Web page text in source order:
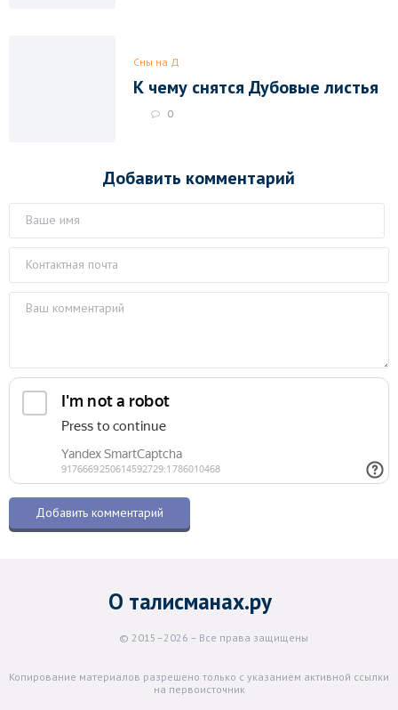
Сны на Д
К чему снятся Дубовые листья
0
Добавить комментарий
О талисманах.ру
© 2015–2026 – Все права защищены
Копирование материалов разрешено только с указанием активной ссылки
на первоисточник